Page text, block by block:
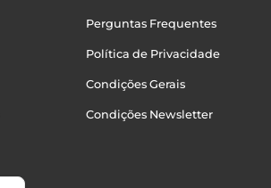
Perguntas Frequentes
Política de Privacidade
Condições Gerais
Condições Newsletter